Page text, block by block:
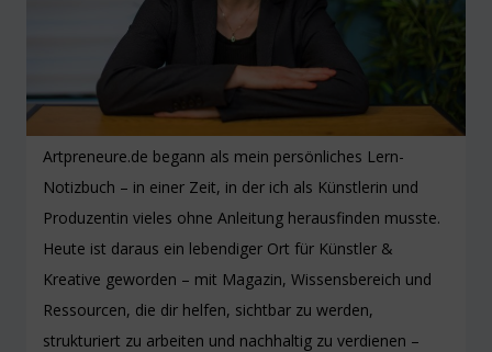
Artpreneure.de begann als mein persönliches Lern-
Notizbuch – in einer Zeit, in der ich als Künstlerin und
Produzentin vieles ohne Anleitung herausfinden musste.
Heute ist daraus ein lebendiger Ort für Künstler &
Kreative geworden – mit Magazin, Wissensbereich und
Ressourcen, die dir helfen, sichtbar zu werden,
strukturiert zu arbeiten und nachhaltig zu verdienen –